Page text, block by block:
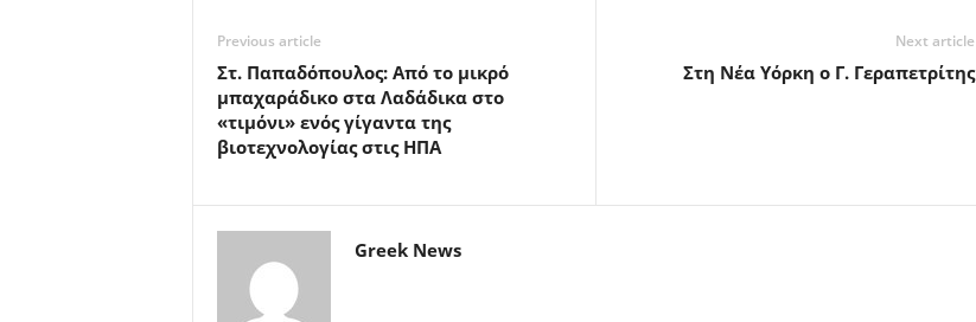
Previous article
Στ. Παπαδόπουλος: Από το μικρό
μπαχαράδικο στα Λαδάδικα στο
«τιμόνι» ενός γίγαντα της
βιοτεχνολογίας στις ΗΠΑ
Next article
Στη Νέα Υόρκη ο Γ. Γεραπετρίτης
Greek News